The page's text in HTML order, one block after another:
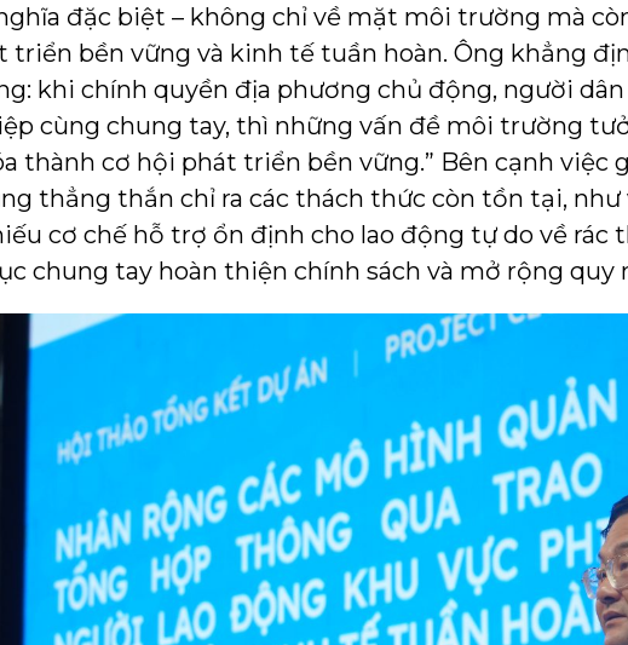
đặc biệt – không chỉ về mặt môi trường mà
bền vững và kinh tế tuần hoàn. Ông khẳng
khi chính quyền địa phương chủ động, người
cùng chung tay, thì những vấn đề môi trường
thành cơ hội phát triển bền vững.” Bên cạnh việc
thẳng thắn chỉ ra các thách thức còn tồn tại, như
cơ chế hỗ trợ ổn định cho lao động tự do về rác
chung tay hoàn thiện chính sách và mở rộng quy